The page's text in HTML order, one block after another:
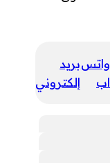
واتس
اب
بريد
إلكتروني